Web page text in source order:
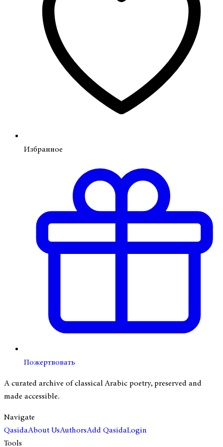
Избранное
Пожертвовать
A curated archive of classical Arabic poetry, preserved and
made accessible.
Navigate
QasidaAbout UsAuthorsAdd QasidaLogin
Tools